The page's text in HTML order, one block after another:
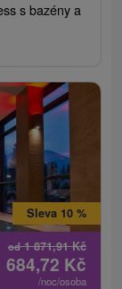
s bazény a
od1 871,91Kč
Sleva 10 %
684,72 Kč
/noc/osoba